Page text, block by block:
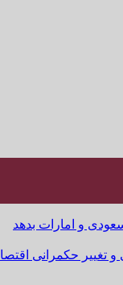
و امارات بدهد
حکمرانی